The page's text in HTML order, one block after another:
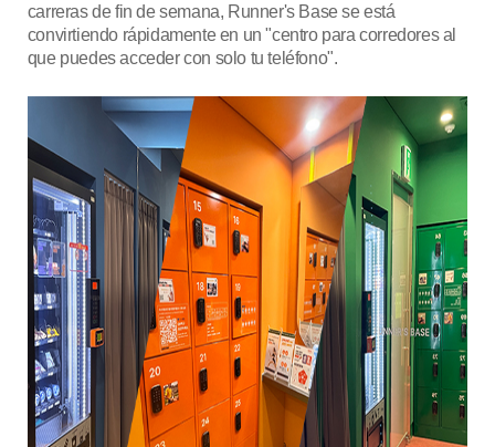
carreras de fin de semana, Runner's Base se está
convirtiendo rápidamente en un "centro para corredores al
que puedes acceder con solo tu teléfono".